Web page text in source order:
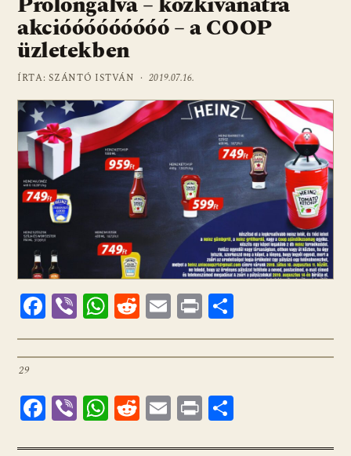
akcióóóóóóóóó – a COOP
üzletekben
ÍRTA: SZÁNTÓ ISTVÁN ·2019.07.16.
F
ac
e
o
o
Vi
b
er
W
h
at
A
p
R
e
d
t
E
m
ai
Pr
in
t
ss
za
29
F Vi W R E Pr